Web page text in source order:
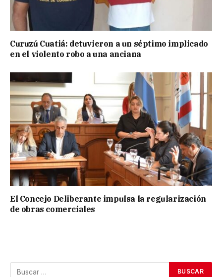
Curuzú Cuatiá: detuvieron a un séptimo implicado
en el violento robo a una anciana
El Concejo Deliberante impulsa la regularización
de obras comerciales